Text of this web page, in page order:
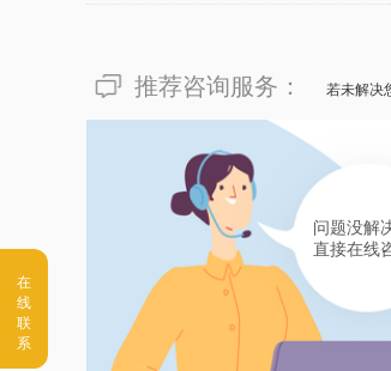
推荐咨询服务： 若未解决
问题没解
直接在线